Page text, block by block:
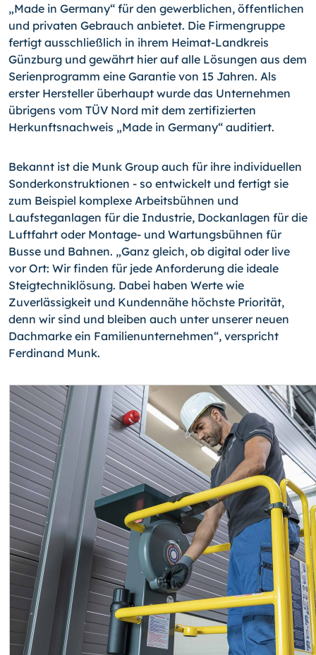
„Made in Germany“ für den gewerblichen, öffentlichen
und privaten Gebrauch anbietet. Die Firmengruppe
fertigt ausschließlich in ihrem Heimat-Landkreis
Günzburg und gewährt hier auf alle Lösungen aus dem
Serienprogramm eine Garantie von 15 Jahren. Als
erster Hersteller überhaupt wurde das Unternehmen
übrigens vom TÜV Nord mit dem zertifizierten
Herkunftsnachweis „Made in Germany“ auditiert.
Bekannt ist die Munk Group auch für ihre individuellen
Son­der­konstruktionen - so entwickelt und fertigt sie
zum Beispiel komplexe Arbeitsbühnen und
Laufsteganlagen für die Industrie, Dockanlagen für die
Luftfahrt oder Montage- und Wartungsbühnen für
Busse und Bahnen. „Ganz gleich, ob digital oder live
vor Ort: Wir finden für jede Anforderung die ideale
Steigtechniklösung. Dabei haben Werte wie
Zuverlässigkeit und Kundennähe höchste Priorität,
denn wir sind und bleiben auch unter unserer neuen
Dachmarke ein Familienunternehmen“, verspricht
Ferdinand Munk.